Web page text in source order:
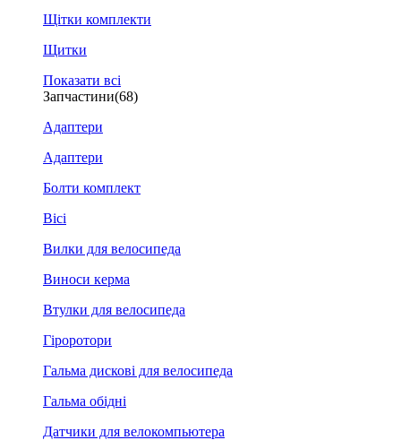
Щітки комплекти
Щитки
Показати всі
Запчастини(68)
Адаптери
Адаптери
Болти комплект
Вісі
Вилки для велосипеда
Виноси керма
Втулки для велосипеда
Гіроротори
Гальма дискові для велосипеда
Гальма обідні
Датчики для велокомпьютера